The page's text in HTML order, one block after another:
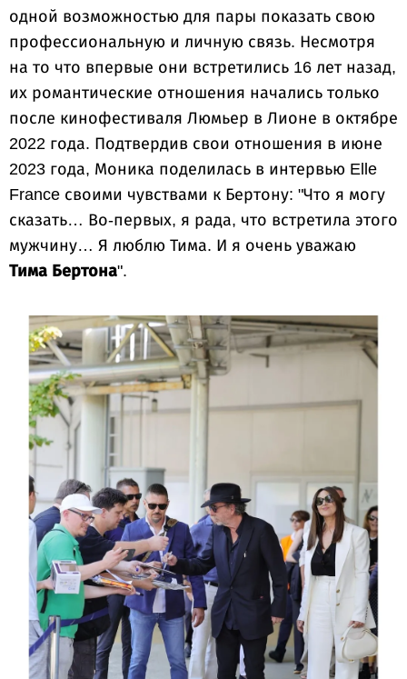
одной возможностью для пары показать свою
профессиональную и личную связь. Несмотря
на то что впервые они встретились 16 лет назад,
их романтические отношения начались только
после кинофестиваля Люмьер в Лионе в октябре
2022 года. Подтвердив свои отношения в июне
2023 года, Моника поделилась в интервью Elle
France своими чувствами к Бертону: "Что я могу
сказать… Во-первых, я рада, что встретила этого
мужчину… Я люблю Тима. И я очень уважаю
Тима Бертона".